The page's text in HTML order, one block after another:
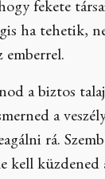
fekete
ha tehetik,
emberrel.
a biztos
a
rá.
kell